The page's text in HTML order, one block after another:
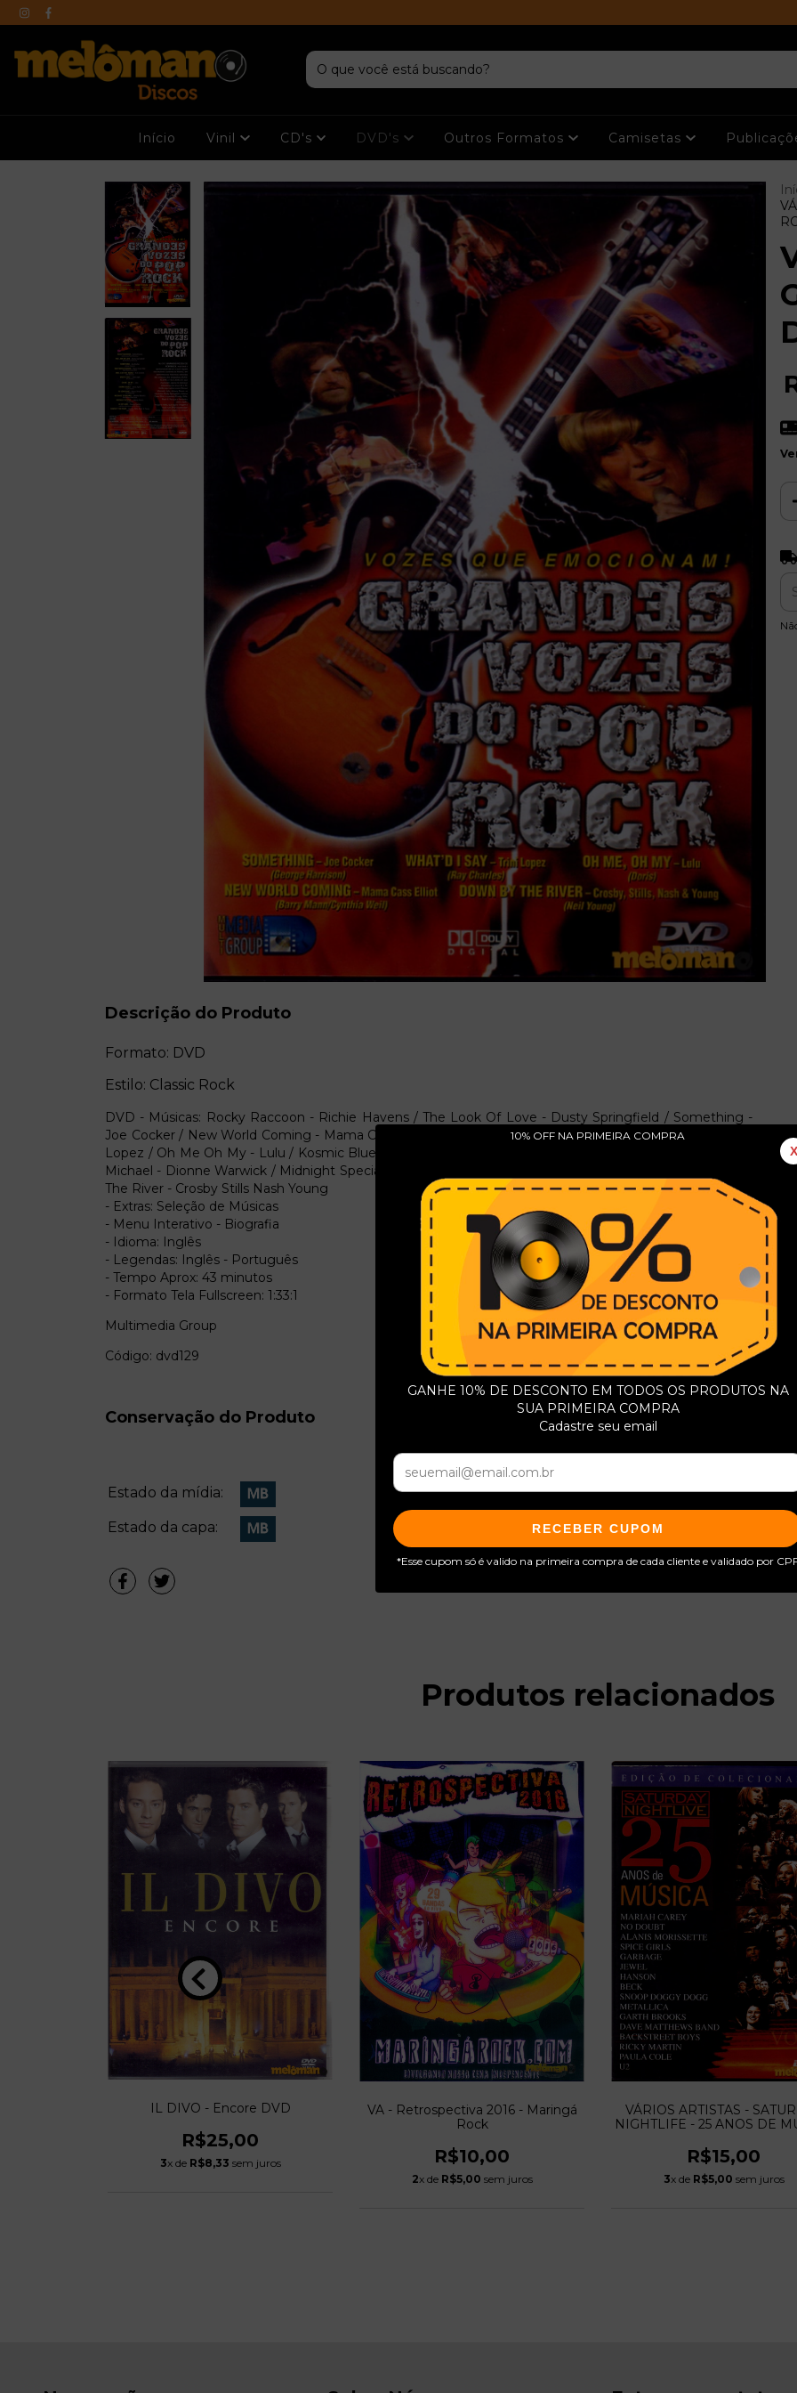
10% OFF NA PRIMEIRA COMPRA
X
GANHE 10% DE DESCONTO EM TODOS OS PRODUTOS NA
SUA PRIMEIRA COMPRA
Cadastre seu email
RECEBER CUPOM
*Esse cupom só é valido na primeira compra de cada cliente e validado por
Início Vinil CD's DVD's Outros Formatos Camisetas
Descrição do Produto
Formato: DVD
Estilo: Classic Rock
DVD - Músicas: Rocky Raccoon - Richie Havens / The Look Of Love - Dusty Springfield / Something -
Joe Cocker / New World Coming - Mama Cass / Take a Letter Maria - R.B. Greaves / What'd I Say - Trini
Lopez / Oh Me Oh My - Lulu / Kosmic Blues - Janis Joplin / So Long Babe - Nancy Sinatra / Message to
Michael - Dionne Warwick / Midnight Special - Johnny Rivers / Be My Baby - Ronnie Spector / Down By
The River - Crosby Stills Nash Young
- Extras: Seleção de Músicas
- Menu Interativo - Biografia
- Idioma: Inglês
- Legendas: Inglês - Português
- Tempo Aprox: 43 minutos
- Formato Tela Fullscreen: 1:33:1
Multimedia Group
Código: dvd129
Conservação do Produto
Estado da mídia:
Estado da capa:
Produtos relacionados
IL DIVO - Encore DVD
R$25,00
3x de R$8,33 sem juros
VA - Retrospectiva 2016 - Maringá
Rock
R$10,00
2x de R$5,00 sem juros
VÁRIOS ARTISTAS -
NIGHTLIFE - 25 ANOS DE
R$15,00
3x de R$5,00 sem juros